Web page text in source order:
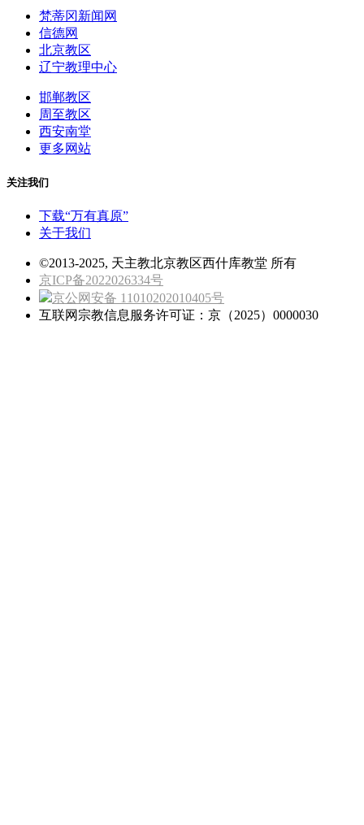
梵蒂冈新闻网
信德网
北京教区
辽宁教理中心
邯郸教区
周至教区
西安南堂
更多网站
关注我们
下载“万有真原”
关于我们
©2013-2025, 天主教北京教区西什库教堂 所有
京ICP备2022026334号
京公网安备 11010202010405号
互联网宗教信息服务许可证：京（2025）0000030